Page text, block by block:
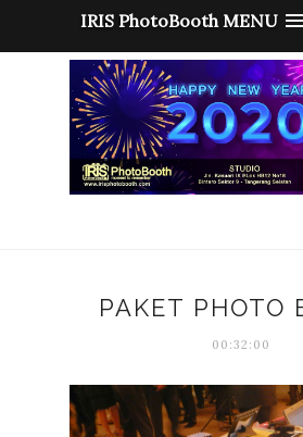
IRIS PhotoBooth MENU
PAKET PHOTO
00:32:00